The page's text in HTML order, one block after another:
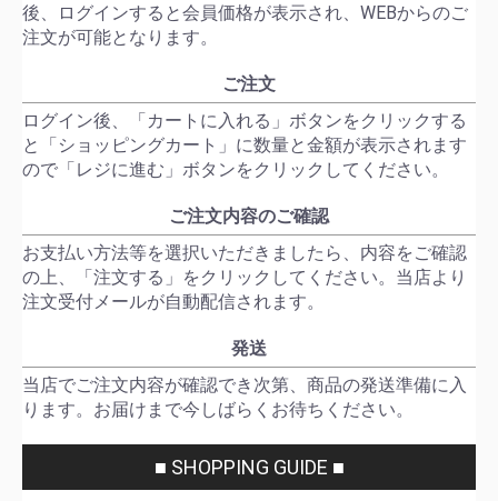
後、ログインすると会員価格が表示され、WEBからのご
注文が可能となります。
ご注文
ログイン後、「カートに入れる」ボタンをクリックする
と「ショッピングカート」に数量と金額が表示されます
ので「レジに進む」ボタンをクリックしてください。
ご注文内容のご確認
お支払い方法等を選択いただきましたら、内容をご確認
の上、「注文する」をクリックしてください。当店より
注文受付メールが自動配信されます。
発送
当店でご注文内容が確認でき次第、商品の発送準備に入
ります。お届けまで今しばらくお待ちください。
■ SHOPPING GUIDE ■